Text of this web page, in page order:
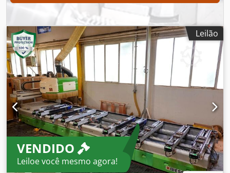
Leilão
VENDIDO
Leiloe você mesmo agora!